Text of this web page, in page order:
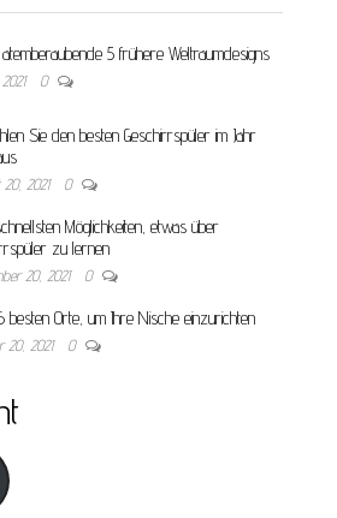
5 frühere Weltraumdesigns
0
Sie den besten Geschirrspüler im Jahr
2021 0
Möglichkeiten, etwas über
zu lernen
20, 2021 0
besten Orte, um Ihre Nische einzurichten
20, 2021 0